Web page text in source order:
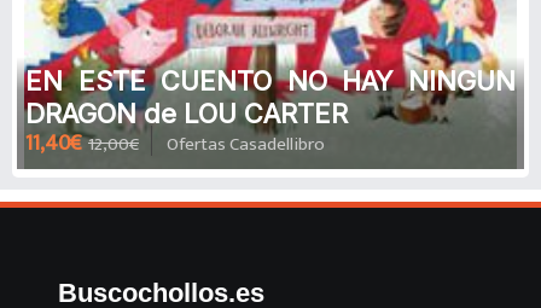
EN ESTE CUENTO NO HAY NINGUN
DRAGON de LOU CARTER
11,40€ 12,00€ Ofertas Casadellibro
Buscochollos.es